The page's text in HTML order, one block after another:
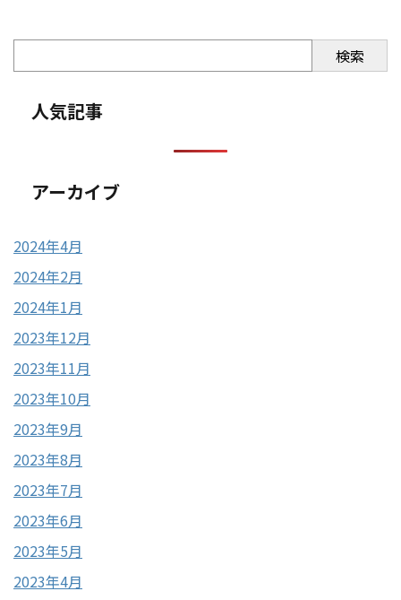
検索
人気記事
アーカイブ
2024年4月
2024年2月
2024年1月
2023年12月
2023年11月
2023年10月
2023年9月
2023年8月
2023年7月
2023年6月
2023年5月
2023年4月